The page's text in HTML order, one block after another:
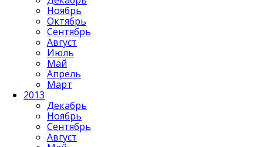
Ноябрь
Октябрь
Сентябрь
Август
Июль
Май
Апрель
Март
2013
Декабрь
Ноябрь
Сентябрь
Август